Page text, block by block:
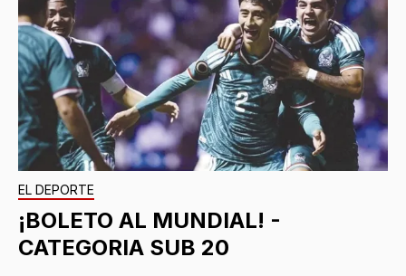
EL DEPORTE
¡BOLETO AL MUNDIAL! -
CATEGORIA SUB 20